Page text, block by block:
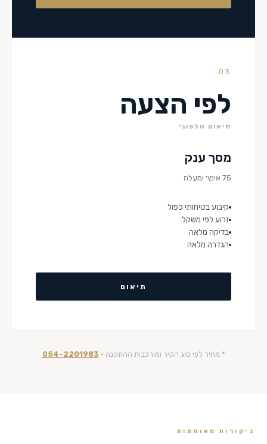
03
לפי הצעה
תיאום טלפוני
מסך ענק
75 אינץ׳ ומעלה
קיבוע בטיחותי כפול
זרוע לפי משקל
בדיקה מלאה
הגדרה מלאה
תיאום
* מחיר לפי סוג הקיר ומורכבות ההתקנה · 054-2201983
ביקורות מאומתות